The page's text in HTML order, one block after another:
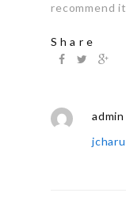
recommend
Share
admin